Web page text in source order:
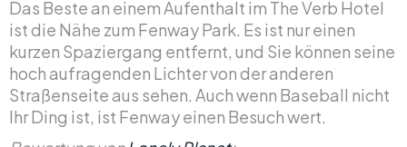
Das Beste an einem Aufenthalt im The Verb Hotel
ist die Nähe zum Fenway Park. Es ist nur einen
kurzen Spaziergang entfernt, und Sie können seine
hoch aufragenden Lichter von der anderen
Straßenseite aus sehen. Auch wenn Baseball nicht
Ihr Ding ist, ist Fenway einen Besuch wert.